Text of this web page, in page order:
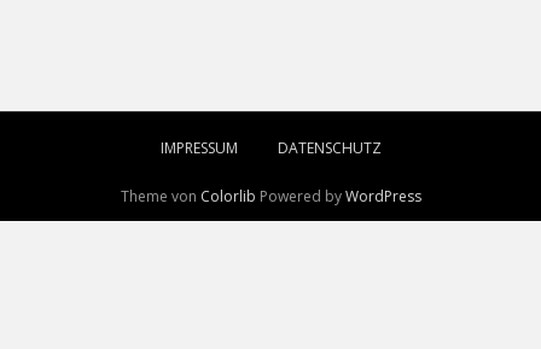
IMPRESSUM DATENSCHUTZ
Theme von Colorlib Powered byWordPress